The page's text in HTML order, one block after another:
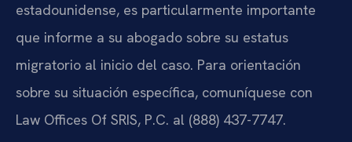
estadounidense, es particularmente importante
que informe a su abogado sobre su estatus
migratorio al inicio del caso. Para orientación
sobre su situación específica, comuníquese con
Law Offices Of SRIS, P.C. al (888) 437-7747.